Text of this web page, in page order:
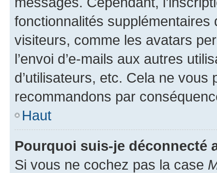
fonctionnalités
visiteurs, comme les avatars
l’envoi d’e-mails aux autres
d’utilisateurs, etc. Cela ne vous
recommandons par
Haut
Pourquoi suis-je déconnecté
Si vous ne cochez pas la case